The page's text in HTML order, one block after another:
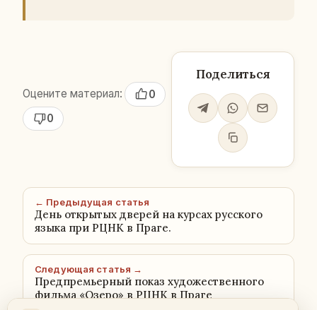
Оцените материал:
0
0
Поделиться
← Предыдущая статья
День открытых дверей на курсах русского
языка при РЦНК в Праге.
Следующая статья →
Предпремьерный показ художественного
фильма «Озеро» в РЦНК в Праге